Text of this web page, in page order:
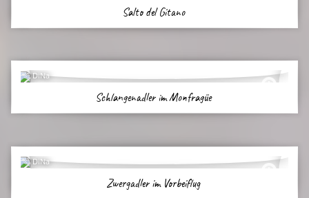
Salto del Gitano
DiNa
Schlangenadler im Monfragüe
DiNa
Zwergadler im Vorbeiflug